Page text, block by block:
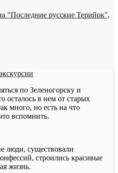
"Последние русские Терийок",
по Зеленогорску и
осталось в нем от старых
много, но есть на что
вспомнить.
люди, существовали
строились красивые
жизнь.